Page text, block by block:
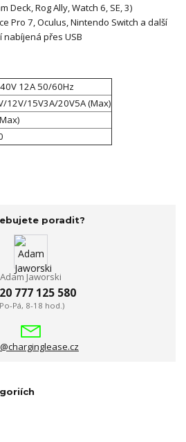
Deck, Rog Ally, Watch 6, SE, 3)
Pro 7, Oculus, Nintendo Switch a další
přes USB
12A 50/60Hz
12V/15V3A/20V5A (Max)
poradit?
Adam Jaworski
777 125 580
Pá, 8-18 hod.)